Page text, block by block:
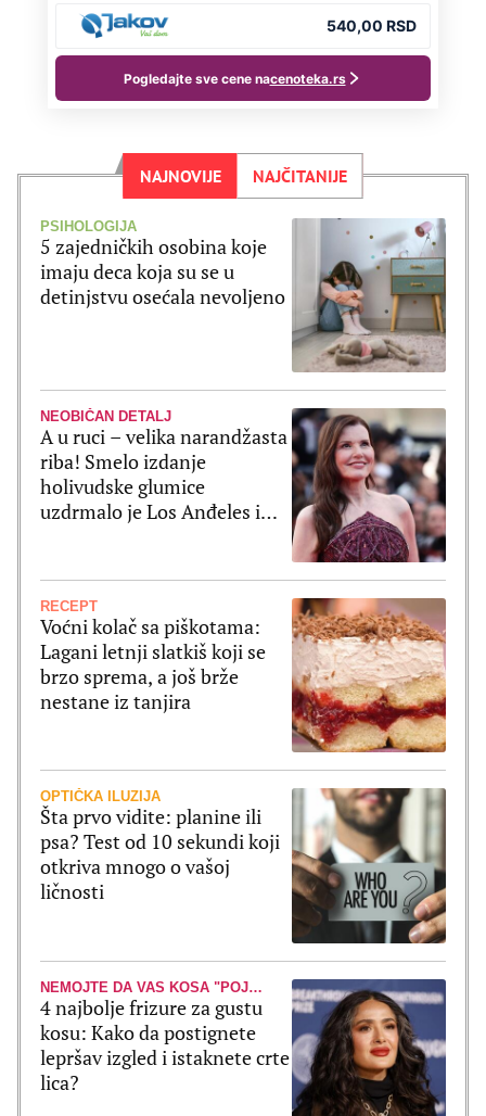
NAJNOVIJE NAJČITANIJE
PSIHOLOGIJA
5 zajedničkih osobina koje
imaju deca koja su se u
detinjstvu osećala nevoljeno
NEOBIČAN DETALJ
A u ruci – velika narandžasta
riba! Smelo izdanje
holivudske glumice
uzdrmalo je Los Anđeles i
RECEPT
Voćni kolač sa piškotama:
Lagani letnji slatkiš koji se
brzo sprema, a još brže
nestane iz tanjira
OPTIČKA ILUZIJA
Šta prvo vidite: planine ili
psa? Test od 10 sekundi koji
otkriva mnogo o vašoj
ličnosti
NEMOJTE DA VAS KOSA "POJEDE"
4 najbolje frizure za gustu
kosu: Kako da postignete
lepršav izgled i istaknete crte
lica?